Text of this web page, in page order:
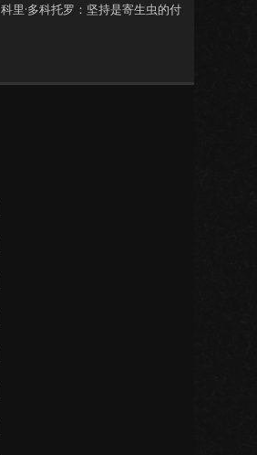
科里·多科托罗：坚持是寄生虫的付